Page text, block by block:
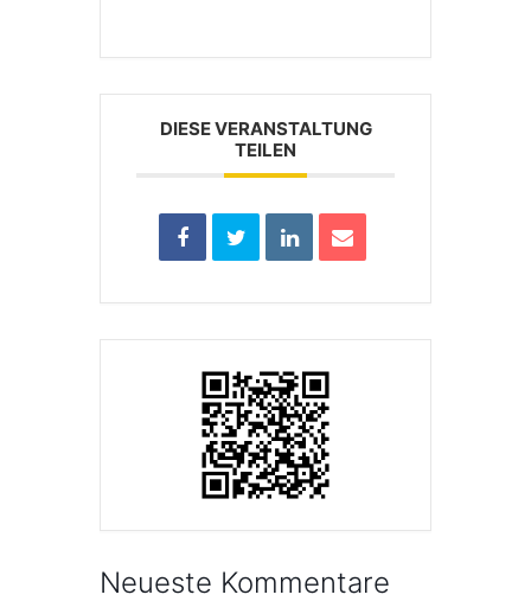
DIESE VERANSTALTUNG
TEILEN
Neueste Kommentare